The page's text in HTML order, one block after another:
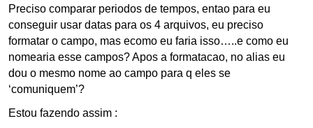
Preciso comparar periodos de tempos, entao para eu
conseguir usar datas para os 4 arquivos, eu preciso
formatar o campo, mas ecomo eu faria isso…..e como eu
nomearia esse campos? Apos a formatacao, no alias eu
dou o mesmo nome ao campo para q eles se
‘comuniquem’?
Estou fazendo assim :